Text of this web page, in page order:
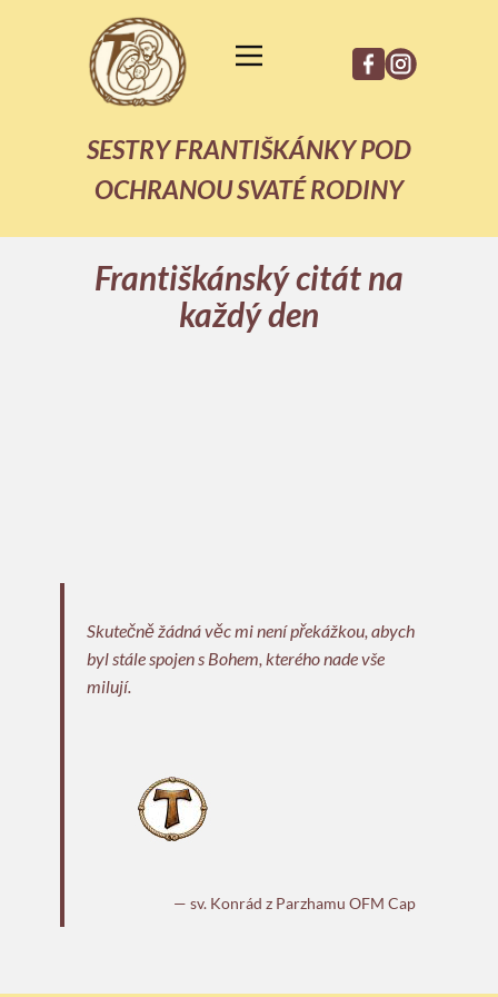
SESTRY FRANTIŠKÁNKY POD
OCHRANOU SVATÉ RODINY
Františkánský citát na
každý den
Skutečně žádná věc mi není překážkou, abych
byl stále spojen s Bohem, kterého nade vše
milují.
— sv. Konrád z Parzhamu OFM Cap